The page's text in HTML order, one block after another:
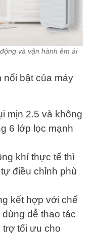
và vận hành êm ái
nổi bật của máy
mịn 2.5 và không
6 lớp lọc mạnh
khí thực tế thì
điều chỉnh phù
kết hợp với chế
dễ thao tác
tối ưu cho